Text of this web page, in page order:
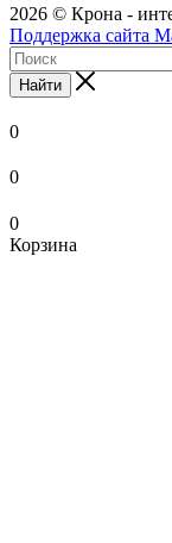
2026 © Крона -
Поддержка сайта
Найти
0
0
0
Корзина